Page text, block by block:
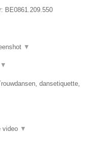
BE0861.209.550
▼
▼
dansetiquette,
video ▼